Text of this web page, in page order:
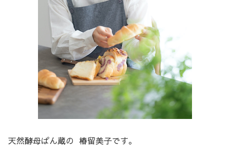
天然酵母ぱん蔵の 椿留美子です。